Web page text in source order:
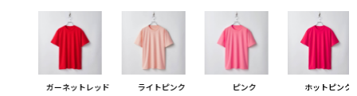
ガーネットレッド ライトピンク ピンク ホットピンク